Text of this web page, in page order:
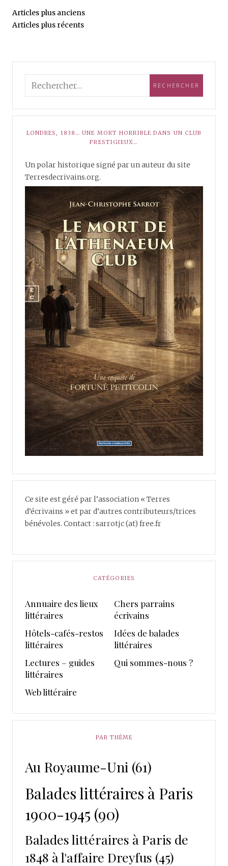
Articles plus anciens
Articles plus récents
LONDRES, 1838… UNE MORT HORRIBLE DANS UN CLUB
PRESTIGIEUX…
Un polar historique signé par un auteur du site
Terresdecrivains.org.
Ce site est géré par l’association « Terres
d’écrivains » et par d’autres contributeurs/trices
bénévoles. Contact : sarrotjc (at) free.fr
CATÉGORIES
Annuaire des lieux
littéraires
Chers parrains
écrivains
Hôtels-cafés-restos
littéraires
Idées de balades
littéraires
Lectures – guides
littéraires
Qui sommes-nous ?
Web littéraire
PAR THÈME
Au Royaume-Uni (61)
Balades littéraires à Paris
1900-1945 (90)
Balades littéraires à Paris de
1848 à l'affaire Dreyfus (45)